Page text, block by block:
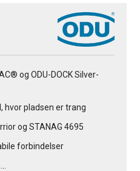
og ODU-DOCK Silver-
hvor pladsen er trang
og STANAG 4695
forbindelser